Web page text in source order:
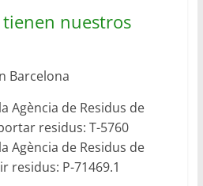
nuestros
Agència de Residus de
residus: T-5760
Agència de Residus de
residus: P-71469.1